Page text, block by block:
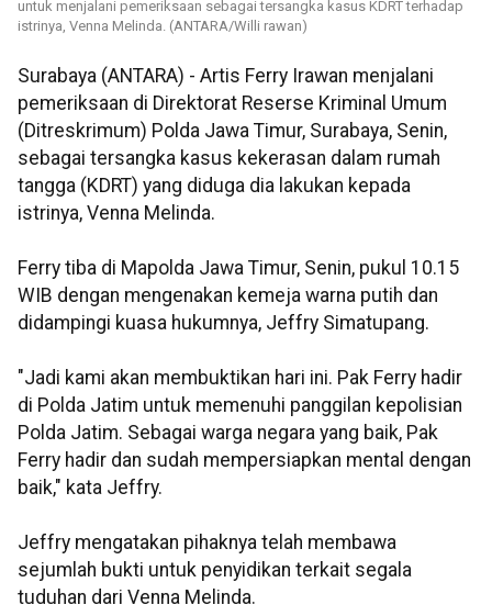
untuk menjalani pemeriksaan sebagai tersangka kasus KDRT terhadap
istrinya, Venna Melinda. (ANTARA/Willi rawan)
Surabaya (ANTARA) - Artis Ferry Irawan menjalani
pemeriksaan di Direktorat Reserse Kriminal Umum
(Ditreskrimum) Polda Jawa Timur, Surabaya, Senin,
sebagai tersangka kasus kekerasan dalam rumah
tangga (KDRT) yang diduga dia lakukan kepada
istrinya, Venna Melinda.
Ferry tiba di Mapolda Jawa Timur, Senin, pukul 10.15
WIB dengan mengenakan kemeja warna putih dan
didampingi kuasa hukumnya, Jeffry Simatupang.
"Jadi kami akan membuktikan hari ini. Pak Ferry hadir
di Polda Jatim untuk memenuhi panggilan kepolisian
Polda Jatim. Sebagai warga negara yang baik, Pak
Ferry hadir dan sudah mempersiapkan mental dengan
baik," kata Jeffry.
Jeffry mengatakan pihaknya telah membawa
sejumlah bukti untuk penyidikan terkait segala
tuduhan dari Venna Melinda.